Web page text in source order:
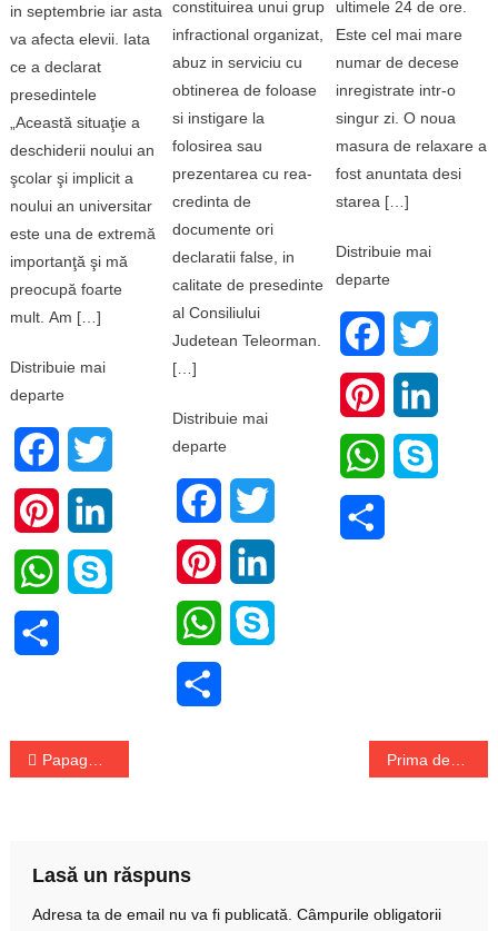
in septembrie iar asta
va afecta elevii. Iata
ce a declarat
presedintele
„Această situaţie a
deschiderii noului an
şcolar şi implicit a
noului an universitar
este una de extremă
importanţă şi mă
preocupă foarte
mult. Am […]
Distribuie mai
departe
Facebook
Pinterest
WhatsApp
constituirea unui grup
infractional organizat,
abuz in serviciu cu
obtinerea de foloase
si instigare la
folosirea sau
prezentarea cu rea-
credinta de
documente ori
declaratii false, in
calitate de presedinte
al Consiliului
Judetean Teleorman.
[…]
Distribuie mai
departe
Facebook
Pinterest
WhatsApp
ultimele 24 de ore.
Este cel mai mare
numar de decese
inregistrate intr-o
singur zi. O noua
masura de relaxare a
fost anuntata desi
starea […]
Distribuie mai
departe
Facebook
Pinterest
WhatsApp
Navigare
Papagali spurcați la cioc, la o grădină zoologică, trimiși în izolare Prima decizie a lui Nicusor Dan ca primar general
Lasă un răspuns
Adresa ta de email nu va fi publicată. Câmpurile obligatorii